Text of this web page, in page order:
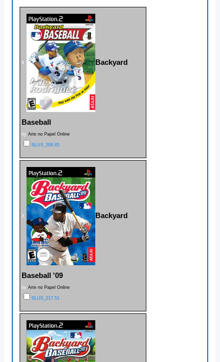
Backyard
Baseball
by Arte no Papel Online
SLUS_208.65
Backyard
Baseball '09
by Arte no Papel Online
SLUS_217.51